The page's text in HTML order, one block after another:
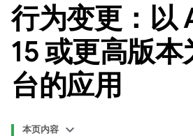
行为变更：以
15 或更高版
台的应用
本页内容